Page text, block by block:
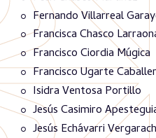
Fernando Villarreal
Francisca Chasco
Francisco Ciordia Múgica
Francisco Ugarte
Isidra Ventosa Portillo
Jesús Casimiro
Jesús Echávarri